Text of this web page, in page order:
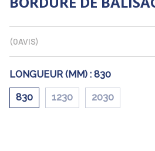
(0AVIS)
LONGUEUR (MM) : 830
830 1230 2030